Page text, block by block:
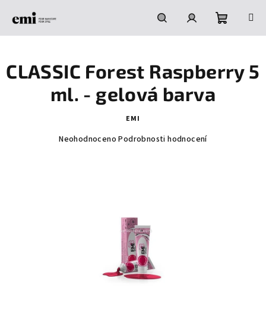
HledatPřihlášeníNákupní
košík
CLASSIC Forest Raspberry 5
ml. - gelová barva
EMI
Průměrné
Neohodnoceno Podrobnosti hodnocení